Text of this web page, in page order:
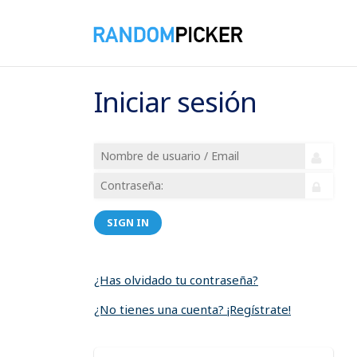
Iniciar sesión
SIGN IN
¿Has olvidado tu contraseña?
¿No tienes una cuenta? ¡Regístrate!